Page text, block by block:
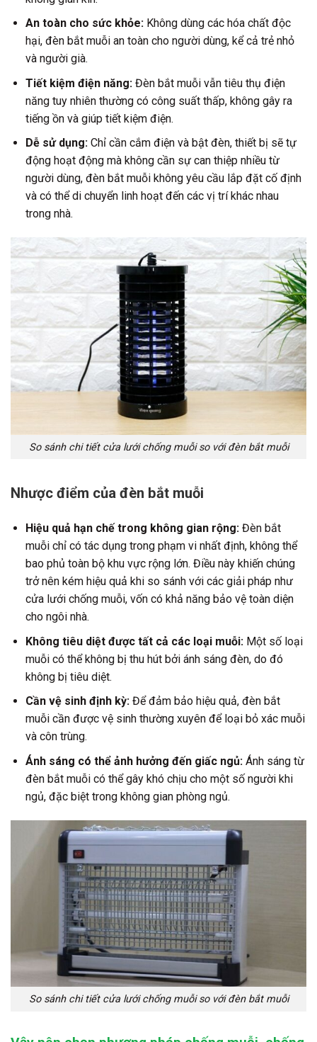
An toàn cho sức khỏe:Không dùng các hóa chất độc
hại, đèn bắt muỗi an toàn cho người dùng, kể cả trẻ nhỏ
và người già.
Tiết kiệm điện năng:Đèn bắt muỗi vẫn tiêu thụ điện
năng tuy nhiên thường có công suất thấp, không gây ra
tiếng ồn và giúp tiết kiệm điện.
Dễ sử dụng:Chỉ cần cắm điện và bật đèn, thiết bị sẽ tự
động hoạt động mà không cần sự can thiệp nhiều từ
người dùng, đèn bắt muỗi không yêu cầu lắp đặt cố định
và có thể di chuyển linh hoạt đến các vị trí khác nhau
trong nhà.
So sánh chi tiết cửa lưới chống muỗi so với đèn bắt muỗi
Nhược điểm của đèn bắt muỗi
Hiệu quả hạn chế trong không gian rộng:Đèn bắt
muỗi chỉ có tác dụng trong phạm vi nhất định, không thể
bao phủ toàn bộ khu vực rộng lớn. Điều này khiến chúng
trở nên kém hiệu quả khi so sánh với các giải pháp như
cửa lưới chống muỗi, vốn có khả năng bảo vệ toàn diện
cho ngôi nhà.
Không tiêu diệt được tất cả các loại muỗi:Một số loại
muỗi có thể không bị thu hút bởi ánh sáng đèn, do đó
không bị tiêu diệt.
Cần vệ sinh định kỳ:Để đảm bảo hiệu quả, đèn bắt
muỗi cần được vệ sinh thường xuyên để loại bỏ xác muỗi
và côn trùng.
Ánh sáng có thể ảnh hưởng đến giấc ngủ:Ánh sáng từ
đèn bắt muỗi có thể gây khó chịu cho một số người khi
ngủ, đặc biệt trong không gian phòng ngủ.
So sánh chi tiết cửa lưới chống muỗi so với đèn bắt muỗi